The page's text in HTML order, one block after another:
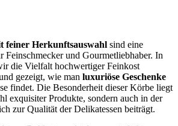
feiner Herkunftsauswahl sind eine
Feinschmecker und Gourmetliebhaber. In
die Vielfalt hochwertiger Feinkost
gezeigt, wie man luxuriöse Geschenke
findet. Die Besonderheit dieser Körbe liegt
exquisiter Produkte, sondern auch in der
zur Qualität der Delikatessen beiträgt.